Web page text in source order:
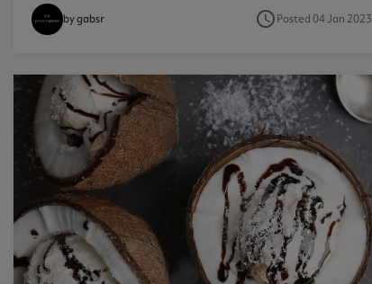
by gabsr access_timePosted 04 Jan 2023